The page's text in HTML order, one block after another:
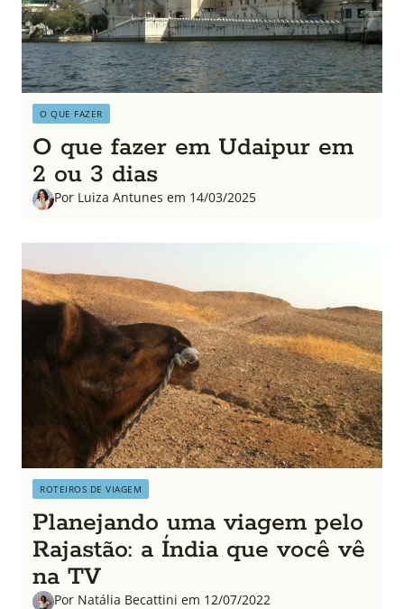
O QUE FAZER
O que fazer em Udaipur em
2 ou 3 dias
Por Luiza Antunes em 14/03/2025
ROTEIROS DE VIAGEM
Planejando uma viagem pelo
Rajastão: a Índia que você vê
na TV
Por Natália Becattini em 12/07/2022